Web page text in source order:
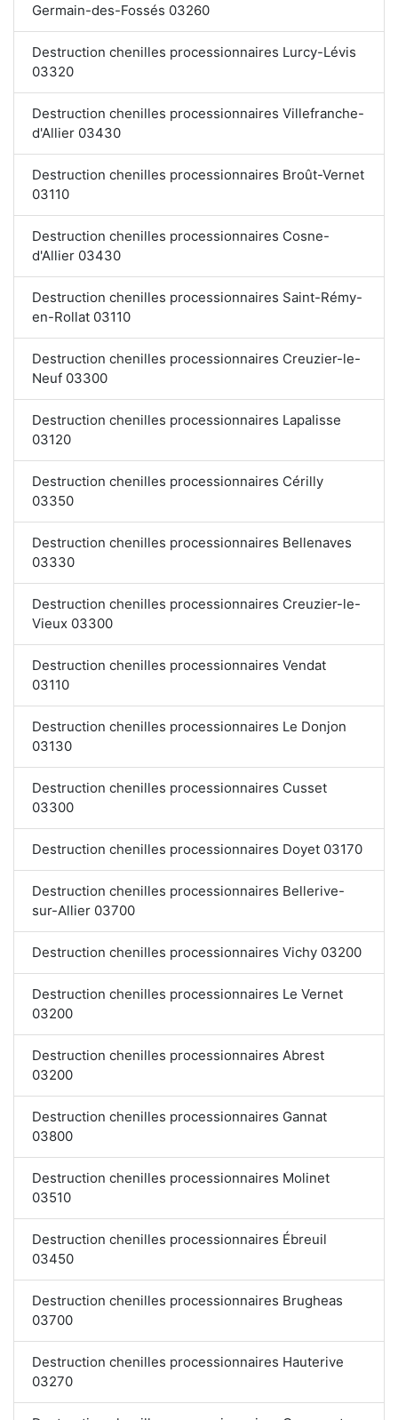
Germain-des-Fossés 03260
Destruction chenilles processionnaires Lurcy-Lévis
03320
Destruction chenilles processionnaires Villefranche-
d'Allier 03430
Destruction chenilles processionnaires Broût-Vernet
03110
Destruction chenilles processionnaires Cosne-
d'Allier 03430
Destruction chenilles processionnaires Saint-Rémy-
en-Rollat 03110
Destruction chenilles processionnaires Creuzier-le-
Neuf 03300
Destruction chenilles processionnaires Lapalisse
03120
Destruction chenilles processionnaires Cérilly
03350
Destruction chenilles processionnaires Bellenaves
03330
Destruction chenilles processionnaires Creuzier-le-
Vieux 03300
Destruction chenilles processionnaires Vendat
03110
Destruction chenilles processionnaires Le Donjon
03130
Destruction chenilles processionnaires Cusset
03300
Destruction chenilles processionnaires Doyet 03170
Destruction chenilles processionnaires Bellerive-
sur-Allier 03700
Destruction chenilles processionnaires Vichy 03200
Destruction chenilles processionnaires Le Vernet
03200
Destruction chenilles processionnaires Abrest
03200
Destruction chenilles processionnaires Gannat
03800
Destruction chenilles processionnaires Molinet
03510
Destruction chenilles processionnaires Ébreuil
03450
Destruction chenilles processionnaires Brugheas
03700
Destruction chenilles processionnaires Hauterive
03270